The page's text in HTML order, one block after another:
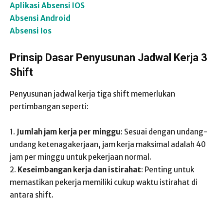
Aplikasi Absensi IOS
Absensi Android
Absensi Ios
Prinsip Dasar Penyusunan Jadwal Kerja 3
Shift
Penyusunan jadwal kerja tiga shift memerlukan
pertimbangan seperti:
1. Jumlah jam kerja per minggu: Sesuai dengan undang-
undang ketenagakerjaan, jam kerja maksimal adalah 40
jam per minggu untuk pekerjaan normal.
2. Keseimbangan kerja dan istirahat: Penting untuk
memastikan pekerja memiliki cukup waktu istirahat di
antara shift.